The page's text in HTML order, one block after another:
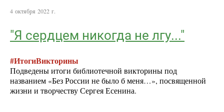
4 октября 2022 г.
"Я сердцем никогда не лгу..."
#ИтогиВикторины
Подведены итоги библиотечной викторины под
названием «Без России не было б меня…», посвященной
жизни и творчеству Сергея Есенина.